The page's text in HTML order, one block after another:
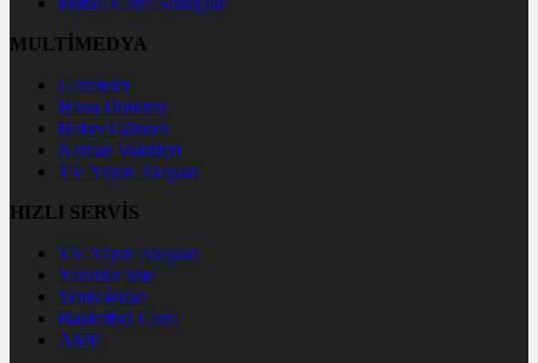
MULTİMEDYA
Gazeteler
Hava Durumu
Haber Gönder
Namaz Vakitleri
TV Yayın Akışları
HIZLI SERVİS
TV Yayın Akışları
Yazarlar Site
Tenis İddaa
Basketbol Canlı
AMP